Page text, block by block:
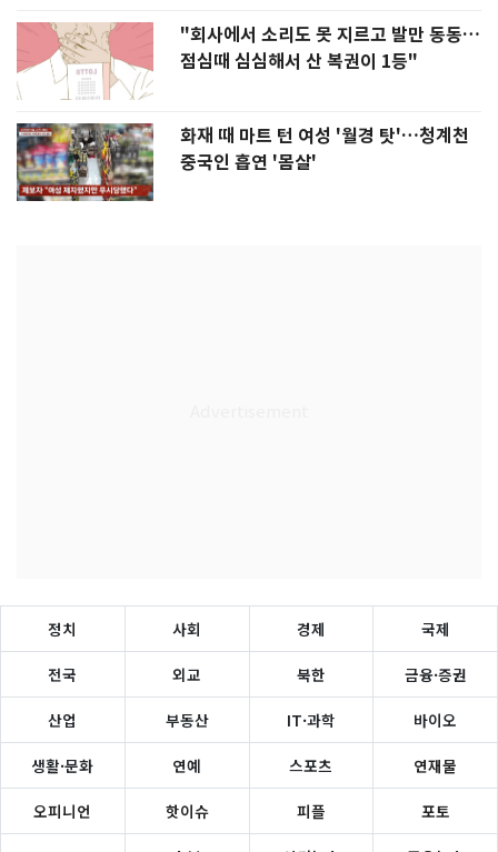
"회사에서 소리도 못 지르고 발만 동동…
점심때 심심해서 산 복권이 1등"
화재 때 마트 턴 여성 '월경 탓'…청계천
중국인 흡연 '몸살'
정치 사회 경제 국제
전국 외교 북한 금융·증권
산업 부동산 IT·과학 바이오
생활·문화 연예 스포츠 연재물
오피니언 핫이슈 피플 포토